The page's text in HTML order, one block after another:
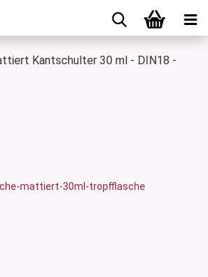
Kantschulter 30 ml - DIN18 -